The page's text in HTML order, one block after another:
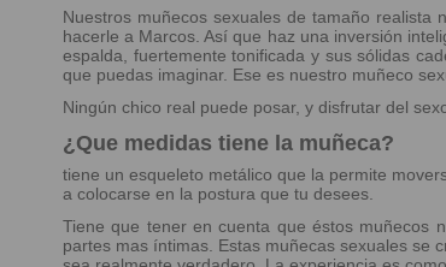
Nuestros muñecos sexuales de tamaño
hacerle a Marcos. Así que haz una inversión
espalda, fuertemente tonificada y sus sólidas
que puedas imaginar. Ese es nuestro muñeco
Ningún chico real puede posar, y disfrutar del
¿Que medidas tiene la muñeca?
tiene un esqueleto metálico que la permite
a colocarse en la postura que tu desees.
Tiene que tener en cuenta que éstos muñecos
partes mas íntimas. Estas muñecas sexuales se